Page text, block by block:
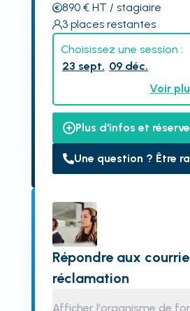
890€ HT / stagiaire
3 places restantes
Choisissez une session :
23 sept. 09 déc.
Voir
Plus d'infos et
Une question ? Être
Répondre aux
réclamation
Afficher l'organisme de